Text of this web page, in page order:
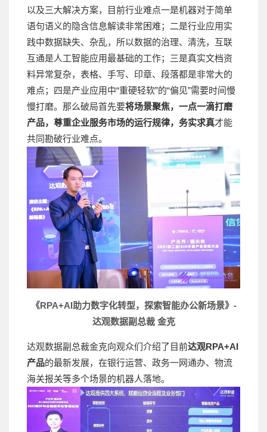
以及三大解决方案，目前行业难点一是机器对于简单
语句语义的隐含信息解读非常困难；二是行业应用实
践中数据缺失、杂乱，所以数据的治理、清洗，互联
互通是人工智能应用最基础的工作；三是真实文档资
料异常复杂，表格、手写、印章、段落都是非常大的
难点；四是产业应用中“重硬轻软”的“偏见”需要时间慢
慢打磨。那么破局首先要将场景聚焦，一点一滴打磨
产品，尊重企业服务市场的运行规律，务实求真才能
共同勘破行业难点。
《RPA+AI助力数字化转型，探索智能办公新场景》-
达观数据副总裁 金克
达观数据副总裁金克向观众们介绍了目前达观RPA+AI
产品的最新发展，在银行运营、政务一网通办、物流
海关报关等多个场景的机器人落地。